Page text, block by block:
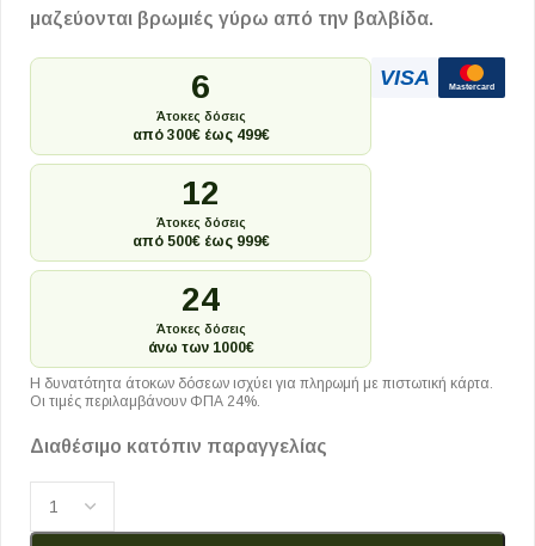
μαζεύονται βρωμιές γύρω από την βαλβίδα.
6
Άτοκες δόσεις
από 300€ έως 499€
12
Άτοκες δόσεις
από 500€ έως 999€
24
Άτοκες δόσεις
άνω των 1000€
VISA Mastercard
Η δυνατότητα άτοκων δόσεων ισχύει για πληρωμή με πιστωτική κάρτα.
Οι τιμές περιλαμβάνουν ΦΠΑ 24%.
Διαθέσιμο κατόπιν παραγγελίας